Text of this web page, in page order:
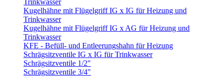
Trinkwasser
Kugelhähne mit Flügelgriff IG x IG für Heizung und
Trinkwasser
Kugelhähne mit Flügelgriff IG x AG für Heizung und
Trinkwasser
KFE - Befüll- und Entleerungshahn für Heizung
Schrägsitzventile IG x IG für Trinkwasser
Schrägsitzventile 1/2"
Schrägsitzventile 3/4"